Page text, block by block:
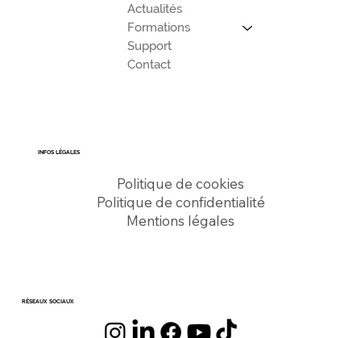
Actualités
Formations
Support
Contact
INFOS LÉGALES
Politique de cookies
Politique de confidentialité
Mentions légales
RÉSEAUX SOCIAUX